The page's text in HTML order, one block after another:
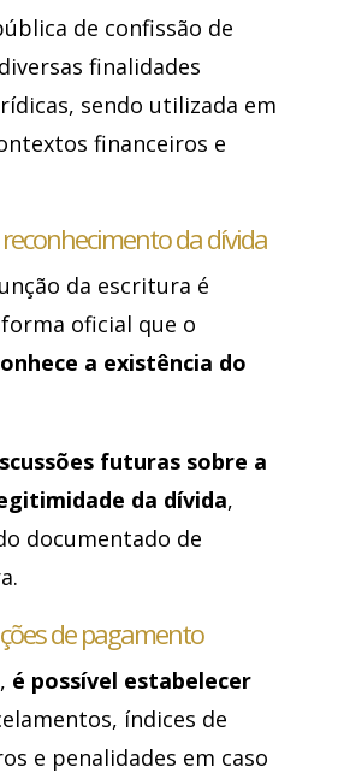
de confissão de
finalidades
sendo utilizada em
financeiros e
da dívida
da escritura é
oficial que o
a existência do
futuras sobre a
da dívida,
documentado de
de pagamento
é possível estabelecer
índices de
e penalidades em caso